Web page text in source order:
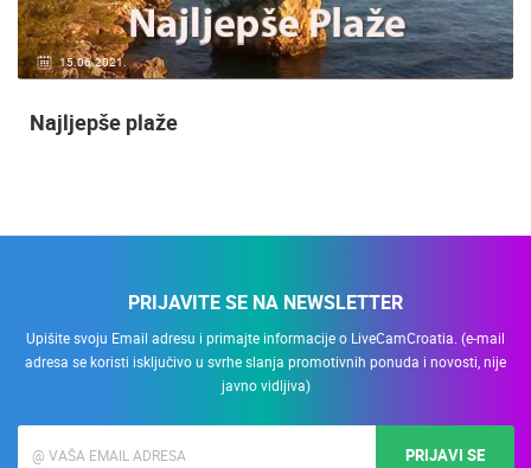
15.06.2021.
Najljepše plaže
PRIJAVITE SE NA NEWSLETTER
Upišite svoju Email adresu i primajte informacije o LiveCamCroatia. (e-mail
adresa se koristi isključivo u svrhe slanja promotivnih ponuda i novosti, nije
javno vidljiva)
PRIJAVI SE